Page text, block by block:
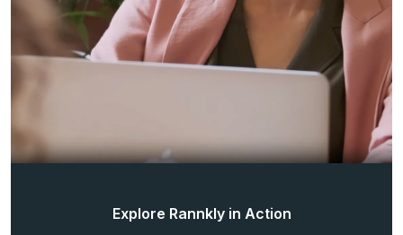
Explore Rannkly in Action